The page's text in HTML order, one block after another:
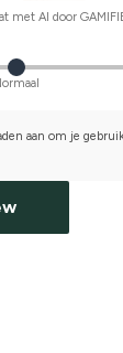
met AI door
aan om je